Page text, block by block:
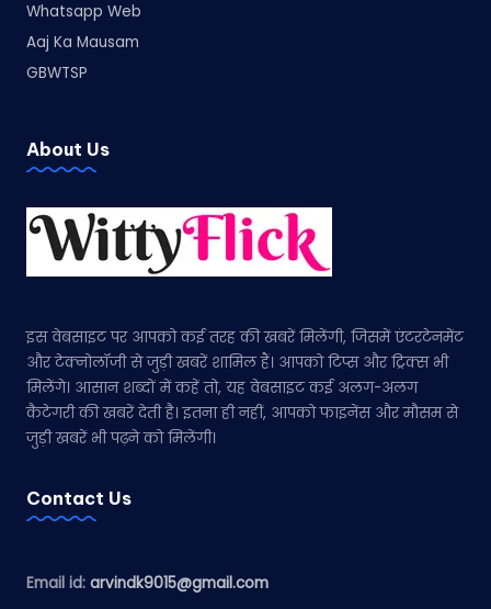
Whatsapp Web
Aaj Ka Mausam
GBWTSP
About Us
इस वेबसाइट पर आपको कई तरह की खबरें मिलेंगी, जिसमें एंटरटेनमेंट
और टेक्नोलॉजी से जुड़ी खबरें शामिल हैं। आपको टिप्स और ट्रिक्स भी
मिलेंगे। आसान शब्दों में कहें तो, यह वेबसाइट कई अलग-अलग
कैटेगरी की खबरें देती है। इतना ही नहीं, आपको फाइनेंस और मौसम से
जुड़ी खबरें भी पढ़ने को मिलेंगी।
Contact Us
Email id: arvindk9015@gmail.com